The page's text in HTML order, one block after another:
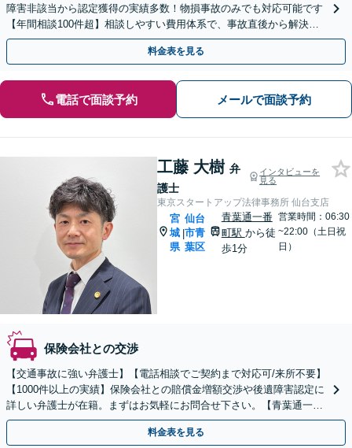
障害非該当から認定獲得の実績多数！物損事故のみでも対応可能です
【年間相談100件超】相談しやすい費用体系で、事故直後から解決ま
で徹底サポート！【弁護士費用特約で費用負担ゼロ】
料金表を見る
電話で面談予約 メールで面談予約
工藤 大樹 弁
護士
インタビューを
見る
東京スタートアップ法律事務所 仙台支店
宮
城
県
|
仙台
市青
葉区
青葉通一番
町駅 から徒
歩1分
営業時間：06:30
~22:00（土日祝
日）
保険会社との交渉
【交通事故に強い弁護士】【電話相談でご契約まで対応可/来所不要】
【1000件以上の実績】保険会社との賠償金増額交渉や後遺障害認定に
詳しい弁護士が在籍。まずはお気軽にお問合せ下さい。【青葉通一番
町駅 徒歩1分】
料金表を見る